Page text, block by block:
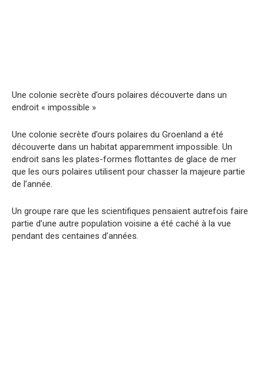
Une colonie secrète d’ours polaires découverte dans un
endroit « impossible »
Une colonie secrète d’ours polaires du Groenland a été
découverte dans un habitat apparemment impossible. Un
endroit sans les plates-formes flottantes de glace de mer
que les ours polaires utilisent pour chasser la majeure partie
de l’année.
Un groupe rare que les scientifiques pensaient autrefois faire
partie d’une autre population voisine a été caché à la vue
pendant des centaines d’années.